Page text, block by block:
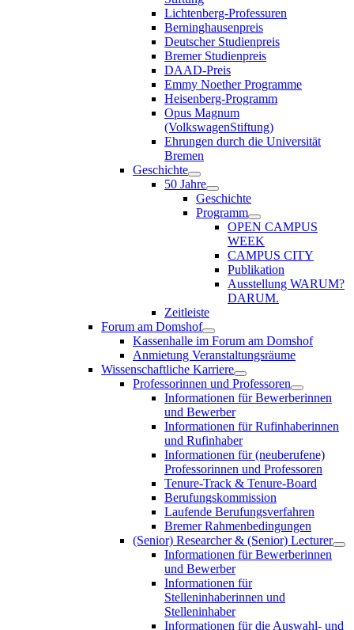
Lichtenberg-Professuren
Berninghausenpreis
Deutscher Studienpreis
Bremer Studienpreis
DAAD-Preis
Emmy Noether Programme
Heisenberg-Programm
Opus Magnum
(VolkswagenStiftung)
Ehrungen durch die Universität
Bremen
Geschichte
50 Jahre
Geschichte
Programm
OPEN CAMPUS
WEEK
CAMPUS CITY
Publikation
Ausstellung WARUM?
DARUM.
Zeitleiste
Forum am Domshof
Kassenhalle im Forum am Domshof
Anmietung Veranstaltungsräume
Wissenschaftliche Karriere
Professorinnen und Professoren
Informationen für Bewerberinnen
und Bewerber
Informationen für Rufinhaberinnen
und Rufinhaber
Informationen für (neuberufene)
Professorinnen und Professoren
Tenure-Track & Tenure-Board
Berufungskommission
Laufende Berufungsverfahren
Bremer Rahmenbedingungen
(Senior) Researcher & (Senior) Lecturer
Informationen für Bewerberinnen
und Bewerber
Informationen für
Stelleninhaberinnen und
Stelleninhaber
Informationen für die Auswahl- und